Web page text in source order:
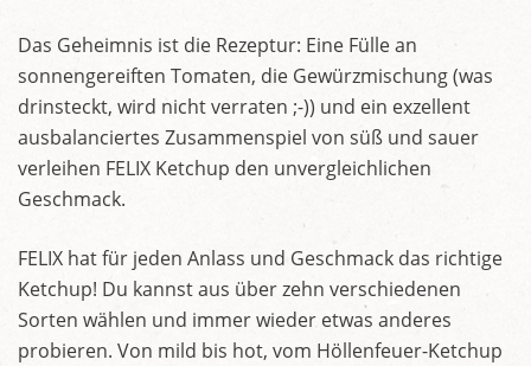
Das Geheimnis ist die Rezeptur: Eine Fülle an
sonnengereiften Tomaten, die Gewürzmischung (was
drinsteckt, wird nicht verraten ;-)) und ein exzellent
ausbalanciertes Zusammenspiel von süß und sauer
verleihen FELIX Ketchup den unvergleichlichen
Geschmack.
FELIX hat für jeden Anlass und Geschmack das richtige
Ketchup! Du kannst aus über zehn verschiedenen
Sorten wählen und immer wieder etwas anderes
probieren. Von mild bis hot, vom Höllenfeuer-Ketchup